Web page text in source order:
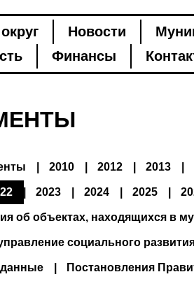
Новости
Финансы
2010 2012 2013
2023 2024 2025
об объектах, находящихся в
социального
Постановления